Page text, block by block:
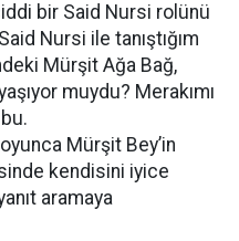
bir Said Nursi rolünü
Nursi ile tanıştığım
Mürşit Ağa Bağ,
muydu? Merakımı
Mürşit Bey’in
kendisini iyice
aramaya